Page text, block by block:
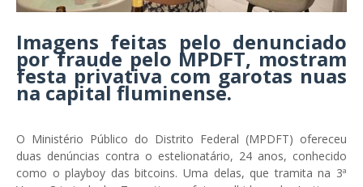
Imagens feitas pelo denunciado
por fraude pelo MPDFT, mostram
festa privativa com garotas nuas
na capital fluminense.
O Ministério Público do Distrito Federal (MPDFT) ofereceu
duas denúncias contra o estelionatário, 24 anos, conhecido
como o playboy das bitcoins. Uma delas, que tramita na 3ª